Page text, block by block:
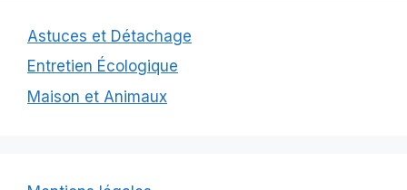
Astuces et Détachage
Entretien Écologique
Maison et Animaux